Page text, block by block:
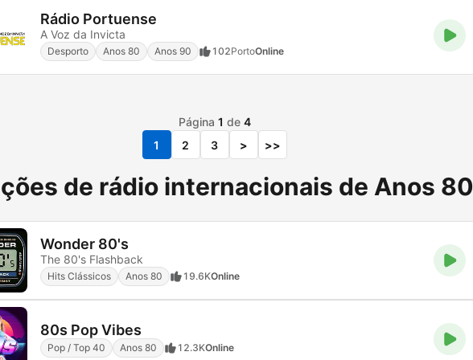
Rádio Portuense
A Voz da Invicta
Desporto Anos 80 Anos 90 102PortoOnline
Página 1 de 4
1
2 3 > >>
de rádio internacionais de Anos 80
Wonder 80's
The 80's Flashback
Hits Clássicos Anos 80 19.6KOnline
80s Pop Vibes
Pop / Top 40 Anos 80 12.3KOnline